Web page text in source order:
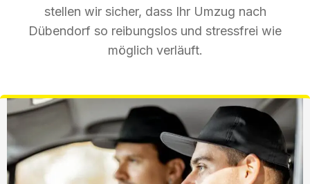
stellen wir sicher, dass Ihr Umzug nach
Dübendorf so reibungslos und stressfrei wie
möglich verläuft.